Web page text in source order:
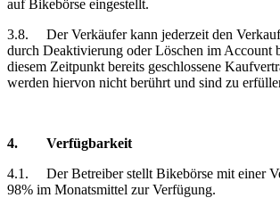
auf Bikebörse eingestellt.
3.8.
Der Verkäufer kann jederzeit den
durch Deaktivierung oder Löschen im Account
diesem Zeitpunkt bereits geschlossene
werden hiervon nicht berührt und sind zu
4.
Verfügbarkeit
4.1.
Der Betreiber stellt Bikebörse mit einer
98% im Monatsmittel zur Verfügung.